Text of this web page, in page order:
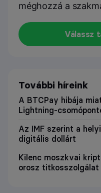
méghozzá a
Válassz
További híreink
A BTCPay hibája
Lightning-
Az IMF szerint a
digitális dollárt
Kilenc moszkvai
orosz titkosszolgálat